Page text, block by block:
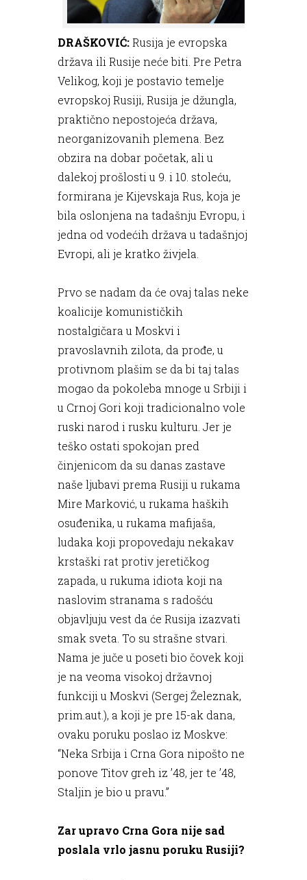
DRAŠKOVIĆ:Rusija je evropska
država ili Rusije neće biti. Pre Petra
Velikog, koji je postavio temelje
evropskoj Rusiji, Rusija je džungla,
praktično nepostojeća država,
neorganizovanih plemena. Bez
obzira na dobar početak, ali u
dalekoj prošlosti u 9. i 10. stoleću,
formirana je Kijevskaja Rus, koja je
bila oslonjena na tadašnju Evropu, i
jedna od vodećih država u tadašnjoj
Evropi, ali je kratko živjela.
Prvo se nadam da će ovaj talas neke
koalicije komunističkih
nostalgičara u Moskvi i
pravoslavnih zilota, da prođe, u
protivnom plašim se da bi taj talas
mogao da pokoleba mnoge u Srbiji i
u Crnoj Gori koji tradicionalno vole
ruski narod i rusku kulturu. Jer je
teško ostati spokojan pred
činjenicom da su danas zastave
naše ljubavi prema Rusiji u rukama
Mire Marković, u rukama haških
osuđenika, u rukama mafijaša,
ludaka koji propovedaju nekakav
krstaški rat protiv jeretičkog
zapada, u rukuma idiota koji na
naslovim stranama s radošću
objavljuju vest da će Rusija izazvati
smak sveta. To su strašne stvari.
Nama je juče u poseti bio čovek koji
je na veoma visokoj državnoj
funkciji u Moskvi (Sergej Železnak,
prim.aut.), a koji je pre 15-ak dana,
ovaku poruku poslao iz Moskve:
“Neka Srbija i Crna Gora nipošto ne
ponove Titov greh iz ’48, jer te ’48,
Staljin je bio u pravu.”
Zar upravo Crna Gora nije sad
poslala vrlo jasnu poruku Rusiji?